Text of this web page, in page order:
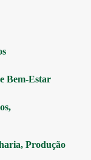
Bem-Estar
Produção